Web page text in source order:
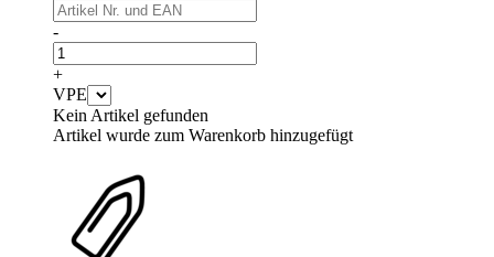
-
+
VPE
Kein Artikel gefunden
Artikel wurde zum Warenkorb hinzugefügt